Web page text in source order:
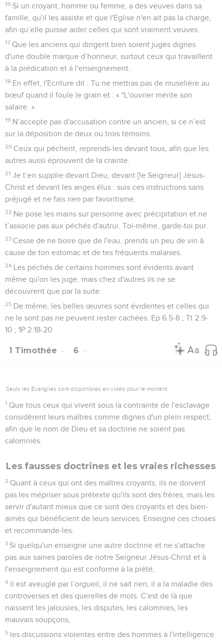
16 Si un croyant, homme ou femme, a des veuves dans sa
famille, qu'il les assiste et que l'Eglise n'en ait pas la charge,
afin qu’elle puisse aider celles qui sont vraiment veuves.
17 Que les anciens qui dirigent bien soient jugés dignes
d'une double marque d’honneur, surtout ceux qui travaillent
à la prédication et à l'enseignement.
18 En effet, l'Ecriture dit : Tu ne mettras pas de muselière au
bœuf quand il foule le grain et : « *L'ouvrier mérite son
salaire. »
19 N’accepte pas d'accusation contre un ancien, si ce n’est
sur la déposition de deux ou trois témoins.
20 Ceux qui pèchent, reprends-les devant tous, afin que les
autres aussi éprouvent de la crainte.
21 Je t’en supplie devant Dieu, devant [le Seigneur] Jésus-
Christ et devant les anges élus : suis ces instructions sans
préjugé et ne fais rien par favoritisme.
22 Ne pose les mains sur personne avec précipitation et ne
t’associe pas aux péchés d'autrui. Toi-même, garde-toi pur.
23 Cesse de ne boire que de l'eau, prends un peu de vin à
cause de ton estomac et de tes fréquents malaises.
24 Les péchés de certains hommes sont évidents avant
même qu'on les juge, mais chez d'autres ils ne se
découvrent que par la suite.
25 De même, les belles œuvres sont évidentes et celles qui
ne le sont pas ne peuvent rester cachées. Ep 6.5-8 ; Tt 2.9-
10 ; 1P 2.18-20
1 Timothée 6
Seuls les Évangiles sont disponibles en vidéo pour le moment.
1 Que tous ceux qui vivent sous la contrainte de l'esclavage
considèrent leurs maîtres comme dignes d'un plein respect,
afin que le nom de Dieu et sa doctrine ne soient pas
calomniés.
Les fausses doctrines et les vraies richesses
2 Quant à ceux qui ont des maîtres croyants, ils ne doivent
pas les mépriser sous prétexte qu'ils sont des frères, mais les
servir d'autant mieux que ce sont des croyants et des bien-
aimés qui bénéficient de leurs services. Enseigne ces choses
et recommande-les.
3 Si quelqu'un enseigne une autre doctrine et ne s'attache
pas aux saines paroles de notre Seigneur Jésus-Christ et à
l'enseignement qui est conforme à la piété,
4 il est aveuglé par l’orgueil, il ne sait rien, il a la maladie des
controverses et des querelles de mots. C'est de là que
naissent les jalousies, les disputes, les calomnies, les
mauvais soupçons,
5 les discussions violentes entre des hommes à l'intelligence